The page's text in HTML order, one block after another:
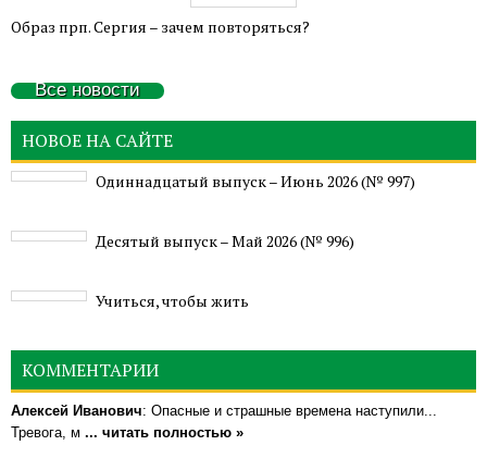
Образ прп. Сергия – зачем повторяться?
Все новости
НОВОЕ НА САЙТЕ
Одиннадцатый выпуск – Июнь 2026 (№ 997)
Деcятый выпуск – Май 2026 (№ 996)
Учиться, чтобы жить
КОММЕНТАРИИ
Алексей Иванович: Опасные и страшные времена наступили...
Тревога, м ... читать полностью »